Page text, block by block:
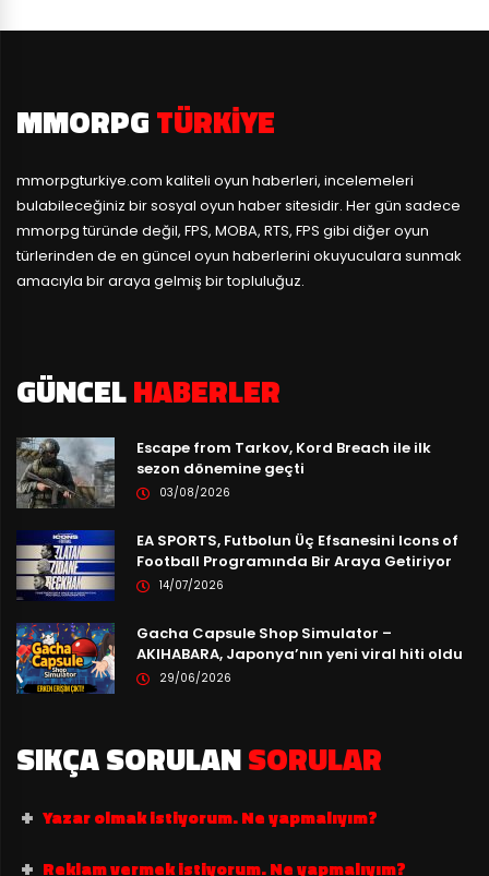
MMORPGTÜRKIYE
mmorpgturkiye.com kaliteli oyun haberleri, incelemeleri
bulabileceğiniz bir sosyal oyun haber sitesidir. Her gün sadece
mmorpg türünde değil, FPS, MOBA, RTS, FPS gibi diğer oyun
türlerinden de en güncel oyun haberlerini okuyuculara sunmak
amacıyla bir araya gelmiş bir topluluğuz.
GÜNCELHABERLER
Escape from Tarkov, Kord Breach ile ilk
sezon dönemine geçti
03/08/2026
EA SPORTS, Futbolun Üç Efsanesini Icons of
Football Programında Bir Araya Getiriyor
14/07/2026
Gacha Capsule Shop Simulator –
AKIHABARA, Japonya’nın yeni viral hiti oldu
29/06/2026
SIKÇA SORULANSORULAR
Yazar olmak istiyorum. Ne yapmalıyım?
Reklam vermek istiyorum. Ne yapmalıyım?